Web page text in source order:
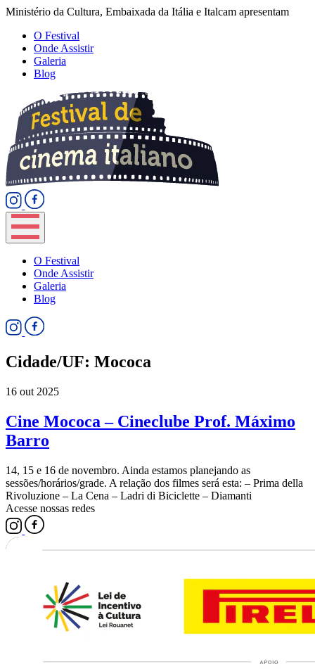
Ministério da Cultura, Embaixada da Itália e Italcam apresentam
O Festival
Onde Assistir
Galeria
Blog
O Festival
Onde Assistir
Galeria
Blog
Cidade/UF: Mococa
16 out 2025
Cine Mococa – Cineclube Prof. Máximo
Barro
14, 15 e 16 de novembro. Ainda estamos planejando as
sessões/horários/grade. A relação dos filmes será esta: – Prima della
Rivoluzione – La Cena – Ladri di Biciclette – Diamanti
Acesse nossas redes